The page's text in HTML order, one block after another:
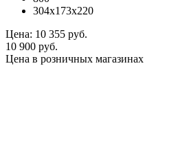
304x173x220
Цена: 10 355 руб.
10 900 руб.
Цена в розничных магазинах